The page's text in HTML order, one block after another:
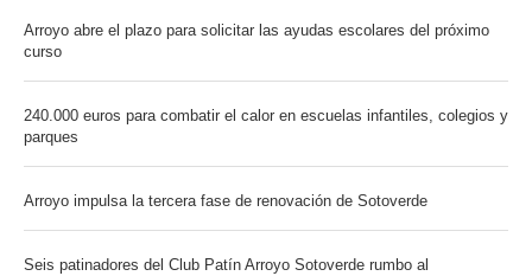
Arroyo abre el plazo para solicitar las ayudas escolares del próximo
curso
240.000 euros para combatir el calor en escuelas infantiles, colegios y
parques
Arroyo impulsa la tercera fase de renovación de Sotoverde
Seis patinadores del Club Patín Arroyo Sotoverde rumbo al